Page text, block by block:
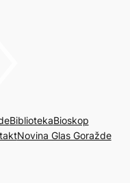
BibliotekaBioskop
Novina Glas Goražde